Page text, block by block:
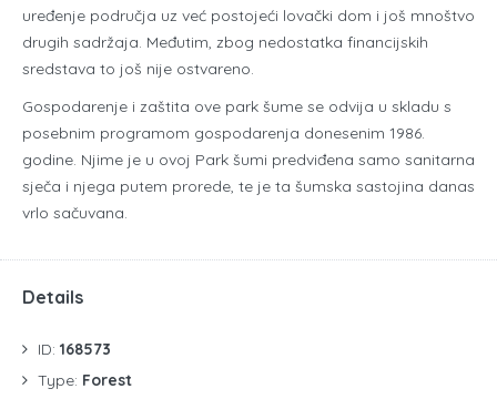
uređenje područja uz već postojeći lovački dom i još mnoštvo
drugih sadržaja. Međutim, zbog nedostatka financijskih
sredstava to još nije ostvareno.
Gospodarenje i zaštita ove park šume se odvija u skladu s
posebnim programom gospodarenja donesenim 1986.
godine. Njime je u ovoj Park šumi predviđena samo sanitarna
sječa i njega putem prorede, te je ta šumska sastojina danas
vrlo sačuvana.
Details
ID: 168573
Type: Forest